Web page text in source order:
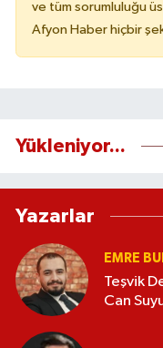
ve tüm sorumluluğu
Afyon Haber hiçbir
Yükleniyor...
Yazarlar
EMRE
Teşvik
Can